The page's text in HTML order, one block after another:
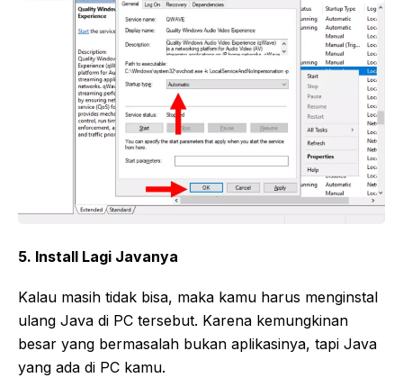
5. Install Lagi Javanya
Kalau masih tidak bisa, maka kamu harus menginstal
ulang Java di PC tersebut. Karena kemungkinan
besar yang bermasalah bukan aplikasinya, tapi Java
yang ada di PC kamu.